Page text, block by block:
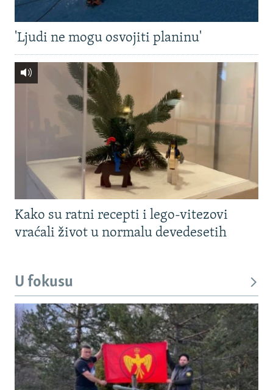
'Ljudi ne mogu osvojiti planinu'
Kako su ratni recepti i lego-vitezovi
vraćali život u normalu devedesetih
U fokusu